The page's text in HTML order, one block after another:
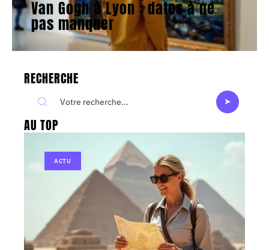
Van Gogh à Lyon : dates à ne
pas manquer
RECHERCHE
AU TOP
ACTU